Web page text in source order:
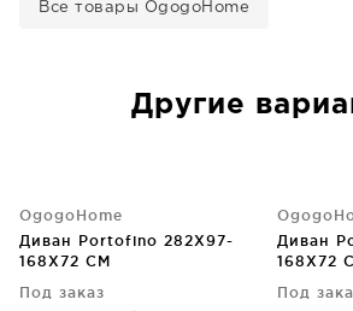
Все товары OgogoHome
Другие
OgogoHome
Диван Portofino 282X97-
168X72 CM
Под заказ
Диван
168X72
Под